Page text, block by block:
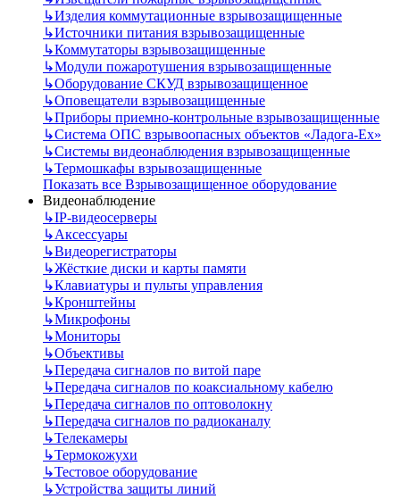
↳Изделия коммутационные взрывозащищенные
↳Источники питания взрывозащищенные
↳Коммутаторы взрывозащищенные
↳Модули пожаротушения взрывозащищенные
↳Оборудование СКУД взрывозащищенное
↳Оповещатели взрывозащищенные
↳Приборы приемно-контрольные взрывозащищенные
↳Система ОПС взрывоопасных объектов «Ладога-Ex»
↳Системы видеонаблюдения взрывозащищенные
↳Термошкафы взрывозащищенные
Показать все Взрывозащищенное оборудование
Видеонаблюдение
↳IP-видеосерверы
↳Аксессуары
↳Видеорегистраторы
↳Жёсткие диски и карты памяти
↳Клавиатуры и пульты управления
↳Кронштейны
↳Микрофоны
↳Мониторы
↳Объективы
↳Передача сигналов по витой паре
↳Передача сигналов по коаксиальному кабелю
↳Передача сигналов по оптоволокну
↳Передача сигналов по радиоканалу
↳Телекамеры
↳Термокожухи
↳Тестовое оборудование
↳Устройства защиты линий